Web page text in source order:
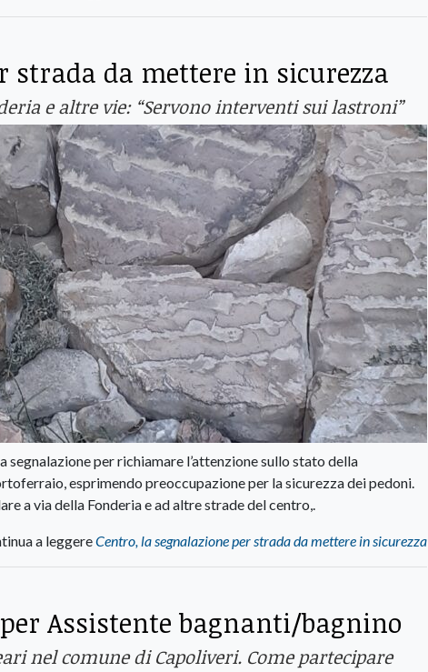
strada da mettere in sicurezza
e altre vie: “Servono interventi sui lastroni”
segnalazione per richiamare l’attenzione sullo stato della
esprimendo preoccupazione per la sicurezza dei pedoni.
a via della Fonderia e ad altre strade del centro,.
a leggereCentro, la segnalazione per strada da mettere in sicurezza
Assistente bagnanti/bagnino
nel comune di Capoliveri. Come partecipare